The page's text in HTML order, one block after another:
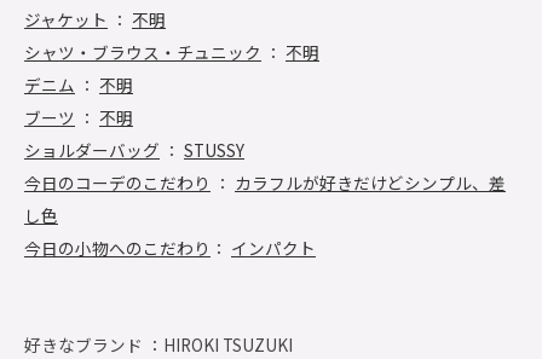
ジャケット ： 不明
シャツ・ブラウス・チュニック ： 不明
デニム ： 不明
ブーツ ： 不明
ショルダーバッグ ： STUSSY
今日のコーデのこだわり ： カラフルが好きだけどシンプル、差
し色
今日の小物へのこだわり ： インパクト
好きなブランド ： HIROKI TSUZUKI